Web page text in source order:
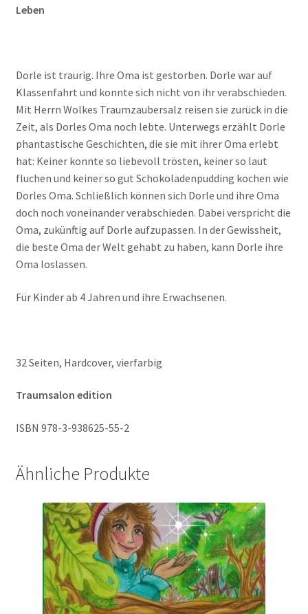
Leben
Dorle ist traurig. Ihre Oma ist gestorben. Dorle war auf
Klassenfahrt und konnte sich nicht von ihr verabschieden.
Mit Herrn Wolkes Traumzaubersalz reisen sie zurück in die
Zeit, als Dorles Oma noch lebte. Unterwegs erzählt Dorle
phantastische Geschichten, die sie mit ihrer Oma erlebt
hat: Keiner konnte so liebevoll trösten, keiner so laut
fluchen und keiner so gut Schokoladenpudding kochen wie
Dorles Oma. Schließlich können sich Dorle und ihre Oma
doch noch voneinander verabschieden. Dabei verspricht die
Oma, zukünftig auf Dorle aufzupassen. In der Gewissheit,
die beste Oma der Welt gehabt zu haben, kann Dorle ihre
Oma loslassen.
Für Kinder ab 4 Jahren und ihre Erwachsenen.
32 Seiten, Hardcover, vierfarbig
Traumsalon edition
ISBN 978-3-938625-55-2
Ähnliche Produkte